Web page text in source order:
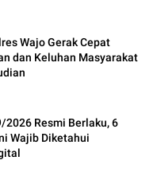
Wajo Gerak Cepat
dan Keluhan Masyarakat
2026 Resmi Berlaku, 6
Wajib Diketahui